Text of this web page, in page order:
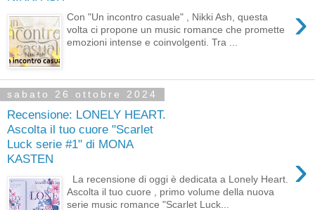
›
Con "Un incontro casuale" , Nikki Ash, questa
volta ci propone un music romance che promette
emozioni intense e coinvolgenti. Tra ...
sabato 26 ottobre 2024
Recensione: LONELY HEART.
Ascolta il tuo cuore "Scarlet
Luck serie #1" di MONA
KASTEN
›
La recensione di oggi è dedicata a Lonely Heart.
Ascolta il tuo cuore , primo volume della nuova
serie music romance "Scarlet Luck...